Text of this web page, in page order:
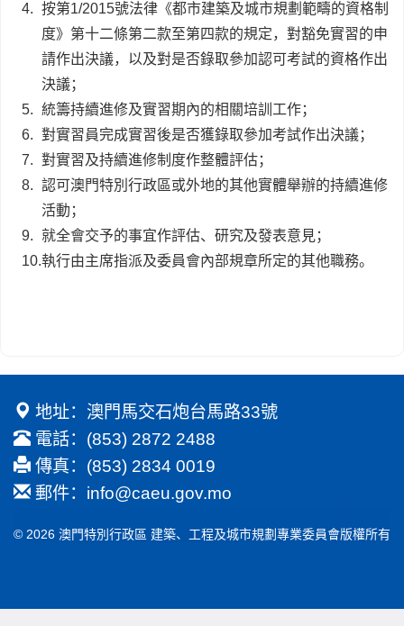
4. 按第1/2015號法律《都市建築及城市規劃範疇的資格制
度》第十二條第二款至第四款的規定，對豁免實習的申
請作出決議，以及對是否錄取參加認可考試的資格作出
決議；
5. 統籌持續進修及實習期內的相關培訓工作；
6. 對實習員完成實習後是否獲錄取參加考試作出決議；
7. 對實習及持續進修制度作整體評估；
8. 認可澳門特別行政區或外地的其他實體舉辦的持續進修
活動；
9.
就全會交予的事宜作評估、研究及發表意見；
10.執行由主席指派及委員會內部規章所定的其他職務。
地址：澳門馬交石炮台馬路33號
電話：(853) 2872 2488
傳真：(853) 2834 0019
郵件： info@caeu.gov.mo
© 2026 澳門特別行政區 建築、工程及城市規劃專業委員會版權所有